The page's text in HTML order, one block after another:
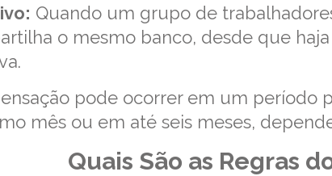
Quando um grupo de
o mesmo banco, desde que
pode ocorrer em um período
mês ou em até seis meses,
Quais São as Regras